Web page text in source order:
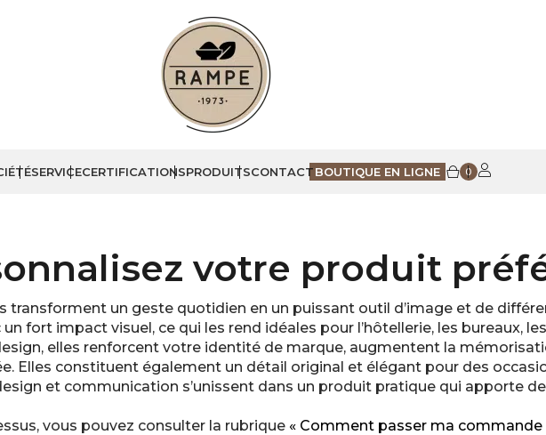
SERVICECERTIFICATIONSPRODUITSCONTACTBOUTIQUE EN LIGNE 0
votre produit
transforment un geste quotidien en un puissant outil d’image et de
fort impact visuel, ce qui les rend idéales pour l’hôtellerie, les bureaux,
elles renforcent votre identité de marque, augmentent la
Elles constituent également un détail original et élégant pour des
et communication s’unissent dans un produit pratique qui apporte
vous pouvez consulter la rubrique « Comment passer ma commande